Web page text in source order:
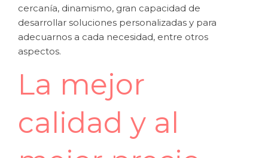
cercanía, dinamismo, gran capacidad de
desarrollar soluciones personalizadas y para
adecuarnos a cada necesidad, entre otros
aspectos.
La mejor
calidad y al